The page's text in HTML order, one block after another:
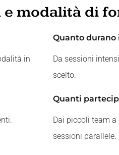
e modalità di
in
Quanto durano
Da sessioni
scelto.
Quanti
Dai piccoli team
sessioni parallele.